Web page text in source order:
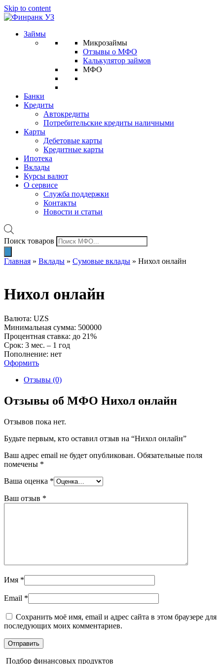
Skip to content
Займы
Микрозаймы
Отзывы о МФО
Калькулятор займов
МФО
Банки
Кредиты
Автокредиты
Потребительские кредиты наличными
Карты
Дебетовые карты
Кредитные карты
Ипотека
Вклады
Курсы валют
О сервисе
Служба поддержки
Контакты
Новости и статьи
Поиск товаров
Главная » Вклады » Сумовые вклады » Нихол онлайн
Нихол онлайн
Валюта: UZS
Минимальная сумма: 500000
Процентная ставка: до 21%
Срок: 3 мес. – 1 год
Пополнение: нет
Оформить
Отзывы (0)
Отзывы об МФО Нихол онлайн
Отзывов пока нет.
Будьте первым, кто оставил отзыв на “Нихол онлайн”
Ваш адрес email не будет опубликован. Обязательные поля
помечены *
Ваша оценка *
Ваш отзыв *
Имя *
Email *
Сохранить моё имя, email и адрес сайта в этом браузере для
последующих моих комментариев.
Подбор финансовых продуктов